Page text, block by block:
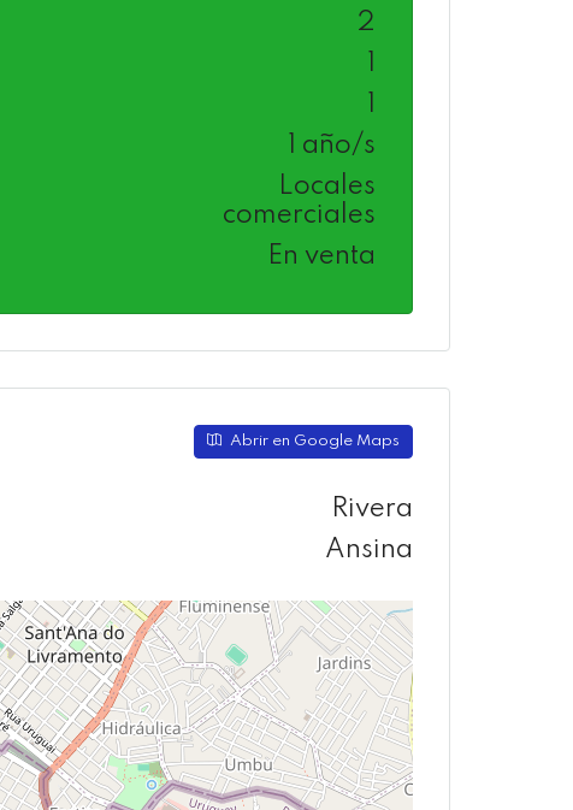
2
1 año/s
Locales
comerciales
En venta
Abrir en Google Maps
Rivera
Ansina